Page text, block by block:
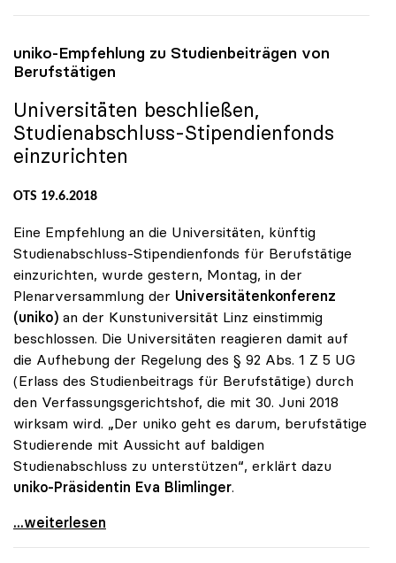
uniko-Empfehlung zu Studienbeiträgen von
Berufstätigen
Universitäten beschließen,
Studienabschluss-Stipendienfonds
einzurichten
OTS 19.6.2018
Eine Empfehlung an die Universitäten, künftig
Studienabschluss-Stipendienfonds für Berufstätige
einzurichten, wurde gestern, Montag, in der
Plenarversammlung der Universitätenkonferenz
(uniko) an der Kunstuniversität Linz einstimmig
beschlossen. Die Universitäten reagieren damit auf
die Aufhebung der Regelung des § 92 Abs. 1 Z 5 UG
(Erlass des Studienbeitrags für Berufstätige) durch
den Verfassungsgerichtshof, die mit 30. Juni 2018
wirksam wird. „Der uniko geht es darum, berufstätige
Studierende mit Aussicht auf baldigen
Studienabschluss zu unterstützen“, erklärt dazu
uniko-Präsidentin Eva Blimlinger.
uniko-Empfehlung zu Studienbeiträgen von
...weiterlesen